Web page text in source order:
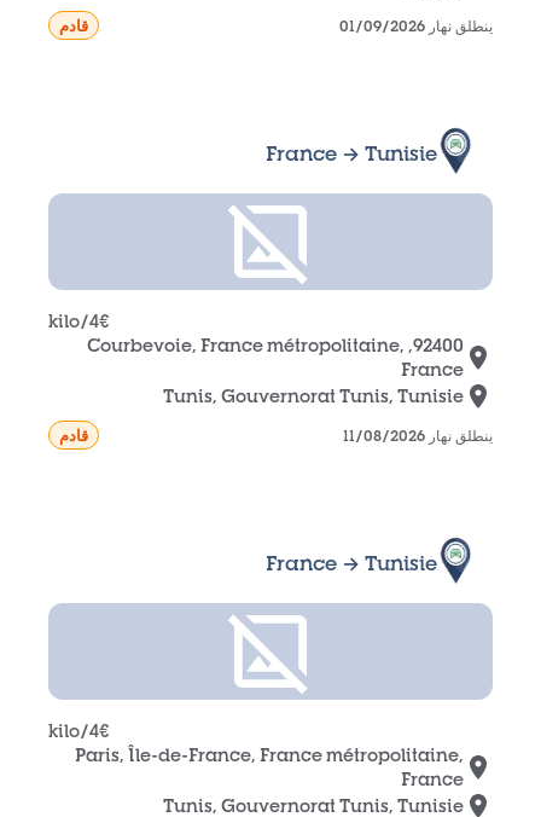
ينطلق نهار 01/09/2026 قادم
France → Tunisie
4€
/kilo
92400, Courbevoie, France métropolitaine,
France
Tunis, Gouvernorat Tunis, Tunisie
ينطلق نهار 11/08/2026 قادم
France → Tunisie
4€
/kilo
Paris, Île-de-France, France métropolitaine,
France
Tunis, Gouvernorat Tunis, Tunisie